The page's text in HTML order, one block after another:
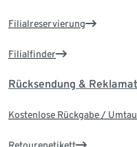
Filialreservierung
Filialfinder
Rücksendung &
Kostenlose Rückgabe /